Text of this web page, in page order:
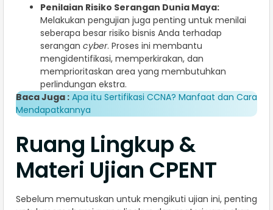
Penilaian Risiko Serangan Dunia Maya:
Melakukan pengujian juga penting untuk menilai
seberapa besar risiko bisnis Anda terhadap
serangan cyber. Proses ini membantu
mengidentifikasi, memperkirakan, dan
memprioritaskan area yang membutuhkan
perlindungan ekstra.
Baca Juga : Apa itu Sertifikasi CCNA? Manfaat dan Cara
Mendapatkannya
Ruang Lingkup &
Materi Ujian CPENT
Sebelum memutuskan untuk mengikuti ujian ini, penting